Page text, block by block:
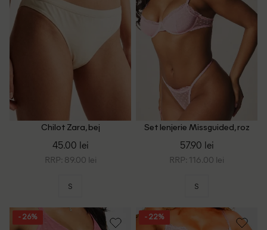
Chilot Zara, bej
45.00 lei
RRP: 89.00 lei
S
Set lenjerie Missguided, roz
57.90 lei
RRP: 116.00 lei
S
- 26% - 22%